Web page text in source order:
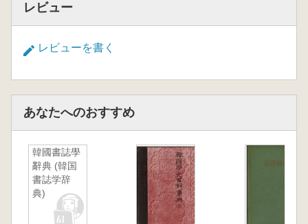
レビュー
レビューを書く
あなたへのおすすめ
韓國書誌學
辭典 (韓国
書誌学辞
典)